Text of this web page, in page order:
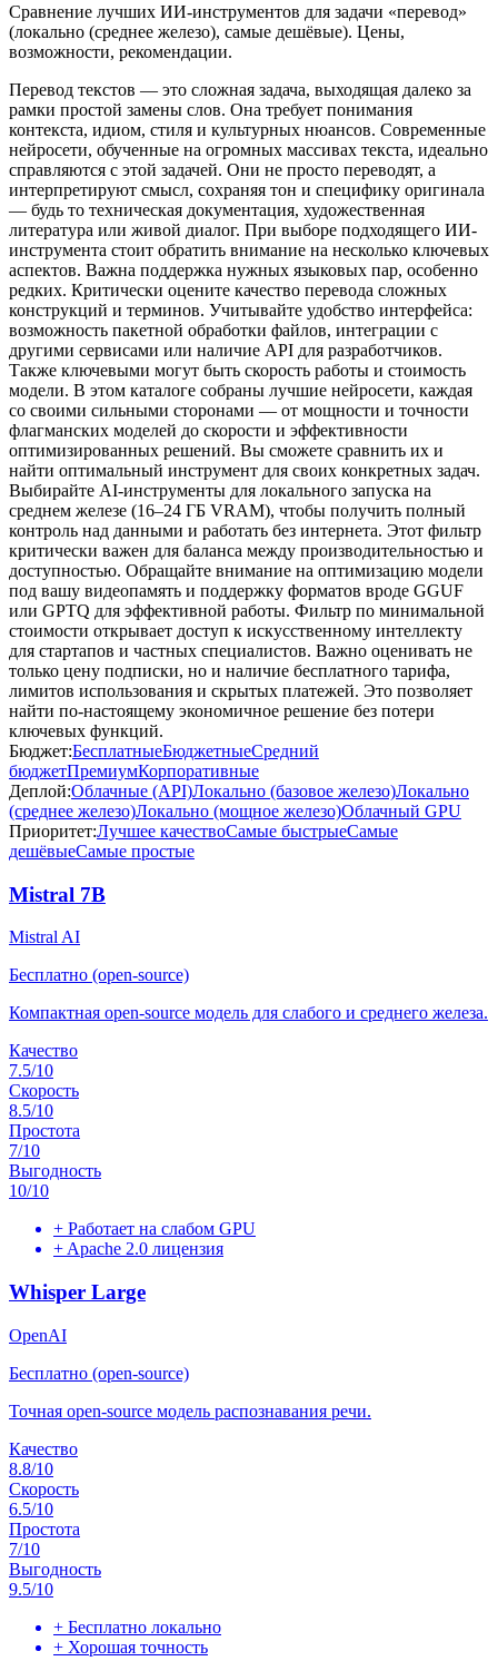
Сравнение лучших ИИ-инструментов для задачи «перевод»
(локально (среднее железо), самые дешёвые). Цены,
возможности, рекомендации.
Перевод текстов — это сложная задача, выходящая далеко за
рамки простой замены слов. Она требует понимания
контекста, идиом, стиля и культурных нюансов. Современные
нейросети, обученные на огромных массивах текста, идеально
справляются с этой задачей. Они не просто переводят, а
интерпретируют смысл, сохраняя тон и специфику оригинала
— будь то техническая документация, художественная
литература или живой диалог. При выборе подходящего ИИ-
инструмента стоит обратить внимание на несколько ключевых
аспектов. Важна поддержка нужных языковых пар, особенно
редких. Критически оцените качество перевода сложных
конструкций и терминов. Учитывайте удобство интерфейса:
возможность пакетной обработки файлов, интеграции с
другими сервисами или наличие API для разработчиков.
Также ключевыми могут быть скорость работы и стоимость
модели. В этом каталоге собраны лучшие нейросети, каждая
со своими сильными сторонами — от мощности и точности
флагманских моделей до скорости и эффективности
оптимизированных решений. Вы сможете сравнить их и
найти оптимальный инструмент для своих конкретных задач.
Выбирайте AI-инструменты для локального запуска на
среднем железе (16–24 ГБ VRAM), чтобы получить полный
контроль над данными и работать без интернета. Этот фильтр
критически важен для баланса между производительностью и
доступностью. Обращайте внимание на оптимизацию модели
под вашу видеопамять и поддержку форматов вроде GGUF
или GPTQ для эффективной работы. Фильтр по минимальной
стоимости открывает доступ к искусственному интеллекту
для стартапов и частных специалистов. Важно оценивать не
только цену подписки, но и наличие бесплатного тарифа,
лимитов использования и скрытых платежей. Это позволяет
найти по-настоящему экономичное решение без потери
ключевых функций.
Бюджет:БесплатныеБюджетныеСредний
бюджетПремиумКорпоративные
Деплой:Облачные (API)Локально (базовое железо)Локально
(среднее железо)Локально (мощное железо)Облачный GPU
Приоритет:Лучшее качествоСамые быстрыеСамые
дешёвыеСамые простые
Mistral 7B
Mistral AI
Бесплатно (open-source)
Компактная open-source модель для слабого и среднего железа.
Качество
7.5/10
Скорость
8.5/10
Простота
7/10
Выгодность
10/10
+ Работает на слабом GPU
+ Apache 2.0 лицензия
Whisper Large
OpenAI
Бесплатно (open-source)
Точная open-source модель распознавания речи.
Качество
8.8/10
Скорость
6.5/10
Простота
7/10
Выгодность
9.5/10
+ Бесплатно локально
+ Хорошая точность